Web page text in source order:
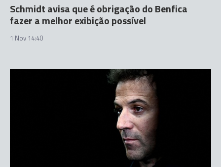
Schmidt avisa que é obrigação do Benfica
fazer a melhor exibição possível
1 Nov 14:40